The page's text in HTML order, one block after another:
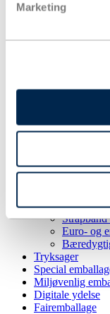
Marketing
Pose &
Fyld &
Strækfilm
Euro- og
Tryksager
Special
Miljøvenlig
Digitale ydelse
Fairemballage